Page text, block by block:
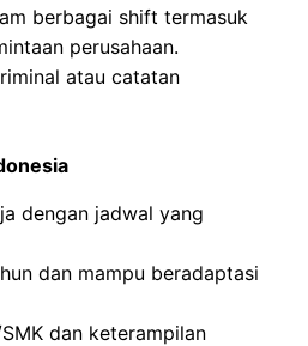
berbagai shift termasuk
perusahaan.
atau catatan
dengan jadwal yang
dan mampu beradaptasi
dan keterampilan